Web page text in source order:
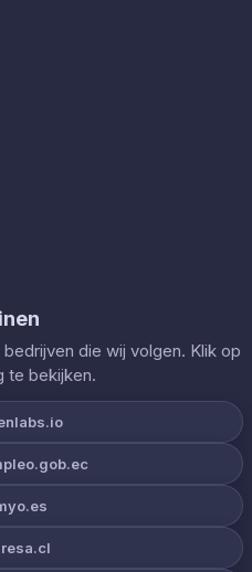
die wij volgen. Klik op
te bekijken.